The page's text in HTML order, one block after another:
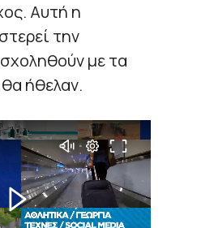
Αυτή η
την
με τα
ήθελαν.